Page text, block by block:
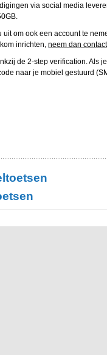
via social media
om ook een account te
inrichten,neem dan
de 2-step verification. Als
naar je mobiel gestuurd